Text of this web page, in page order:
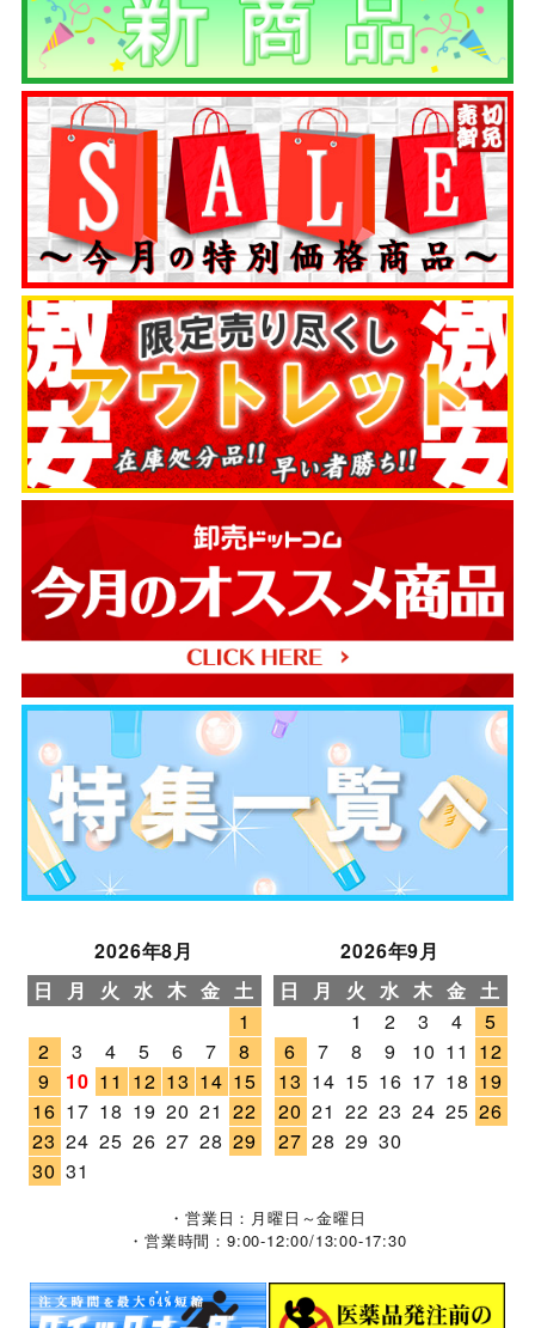
2026年8月
日
月 火 水 木 金 土
1
2
3 4 5 6 7
8
9
10 11 12 13 14 15
16 17 18 19 20 21 22
23 24 25 26 27 28 29
30 31
2026年9月
日
月 火 水 木 金 土
1
2 3 4
5
6
7 8 9 10 11 12
13 14 15 16 17 18 19
20 21 22 23 24 25 26
27 28 29 30
・営業日：月曜日～金曜日
・営業時間：9:00-12:00/13:00-17:30